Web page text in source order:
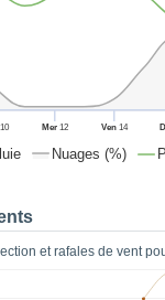
Nuages (%)
10 Mer12 Ven14
et rafales de vent